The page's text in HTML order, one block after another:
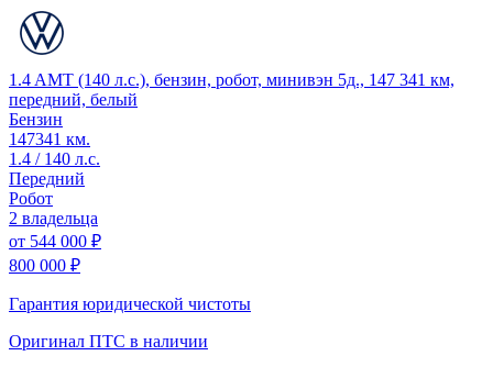
1.4 AMT (140 л.с.), бензин, робот, минивэн 5д., 147 341 км,
передний, белый
Бензин
147341 км.
1.4 / 140 л.с.
Передний
Робот
2 владельца
от 544 000 ₽
800 000 ₽
Гарантия юридической чистоты
Оригинал ПТС в наличии